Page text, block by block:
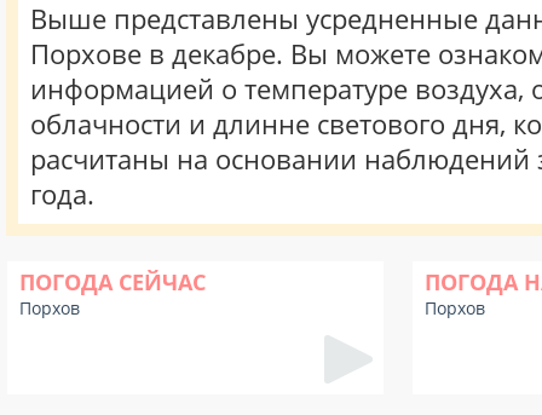
Выше представлены усредненные
Порхове в декабре. Вы можете
информацией о температуре воздуха,
облачности и длинне светового дня,
расчитаны на основании наблюдений
года.
ПОГОДА СЕЙЧАС
Порхов
ПОГОДА
Порхов